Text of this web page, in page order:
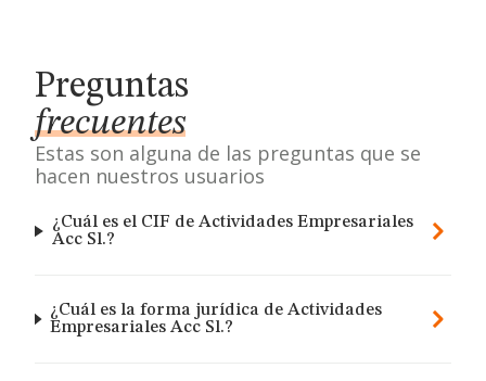
Preguntas
frecuentes
Estas son alguna de las preguntas que se
hacen nuestros usuarios
¿Cuál es el CIF de Actividades Empresariales
Acc Sl.?
¿Cuál es la forma jurídica de Actividades
Empresariales Acc Sl.?